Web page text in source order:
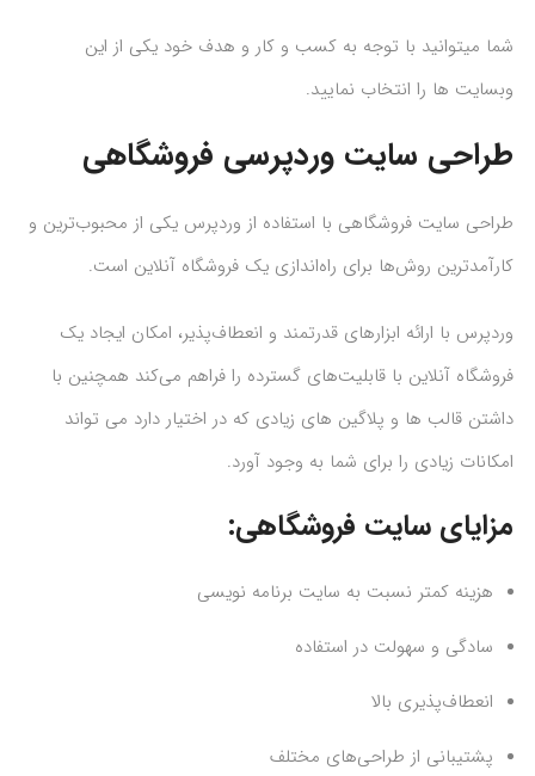
شما میتوانید با توجه به کسب و کار و هدف خود یکی از این
وبسایت ها را انتخاب نمایید.
طراحی سایت وردپرسی فروشگاهی
طراحی سایت فروشگاهی با استفاده از وردپرس یکی از محبوب‌ترین و
کارآمدترین روش‌ها برای راه‌اندازی یک فروشگاه آنلاین است.
وردپرس با ارائه ابزارهای قدرتمند و انعطاف‌پذیر، امکان ایجاد یک
فروشگاه آنلاین با قابلیت‌های گسترده را فراهم می‌کند همچنین با
داشتن قالب ها و پلاگین های زیادی که در اختیار دارد می تواند
امکانات زیادی را برای شما به وجود آورد.
مزایای سایت فروشگاهی:
هزینه کمتر نسبت به سایت برنامه نویسی
سادگی و سهولت در استفاده
انعطاف‌پذیری بالا
پشتیبانی از طراحی‌های مختلف